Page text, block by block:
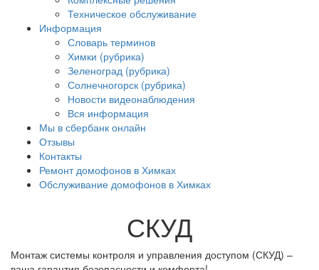
Техническое обслуживание
Информация
Словарь терминов
Химки (рубрика)
Зеленоград (рубрика)
Солнечногорск (рубрика)
Новости видеонаблюдения
Вся информация
Мы в сбербанк онлайн
Отзывы
Контакты
Ремонт домофонов в Химках
Обслуживание домофонов в Химках
СКУД
Монтаж системы контроля и управления доступом (СКУД) –